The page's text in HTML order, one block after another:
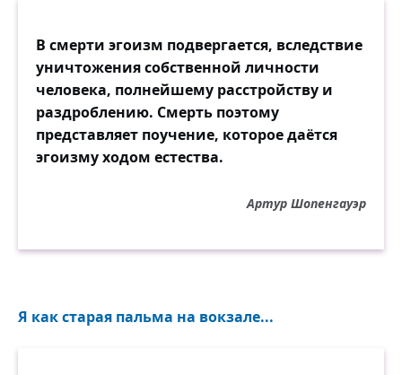
В смерти эгоизм подвергается, вследствие
уничтожения собственной личности
человека, полнейшему расстройству и
раздроблению. Смерть поэтому
представляет поучение, которое даётся
эгоизму ходом естества.
Артур Шопенгауэр
Я как старая пальма на вокзале...